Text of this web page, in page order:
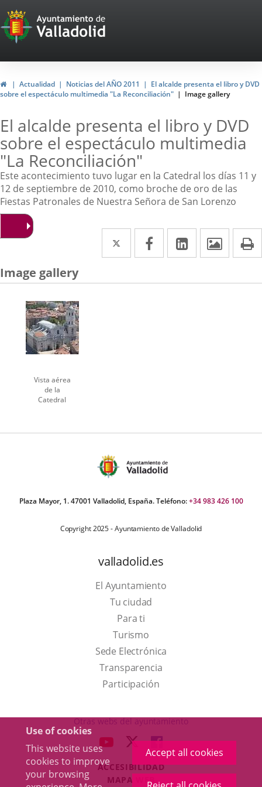
Use of cookies
This website uses
cookies to improve
your browsing
Accept all cookies
Portal
Web
del
Ayuntamiento
de
Valladolid
HomeActualidad Noticias del AÑO 2011
El alcalde presenta el libro y DVD
sobre el espectáculo multimedia "La Reconciliación"
Image gallery
El alcalde presenta el libro y DVD
sobre el espectáculo multimedia
"La Reconciliación"
Este acontecimiento tuvo lugar en la Catedral los días 11 y
12 de septiembre de 2010, como broche de oro de las
Fiestas Patronales de Nuestra Señora de San Lorenzo
Twitter
Enlace
a
una
Facebook
Enlace
a
una
Linkedin
Enlace
a
una
Image gallery
Vista aérea
de la
Catedral
Plaza Mayor, 1. 47001 Valladolid, España. Teléfono:+34 983 426 100
Copyright 2025 - Ayuntamiento de Valladolid
valladolid.es
El Ayuntamiento
Tu ciudad
Para ti
TurismoThis
link
will
open
a
up
window.
Sede Electrónica
Transparencia
Participación
Otras webs del ayuntamiento
LINK
EXTERNAL
LINK
TO
EXTERNAL
LINK
TO
EXTERNAL
ACCESIBILIDAD
MAPA WEB